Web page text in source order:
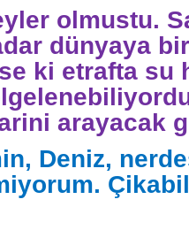
olmustu.
dünyaya
ki etrafta su
arayacak
Deniz,